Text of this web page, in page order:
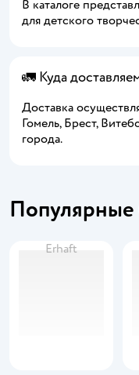
В каталоге
для детского
🚛 Куда
Доставка
Гомель, Брест,
города.
Erhaft